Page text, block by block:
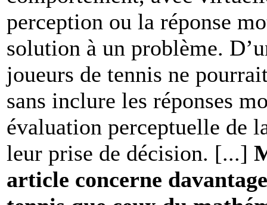
perception ou la réponse
solution à un problème.
joueurs de tennis ne
sans inclure les réponses
évaluation perceptuelle de
leur prise de décision. [...]
article concerne